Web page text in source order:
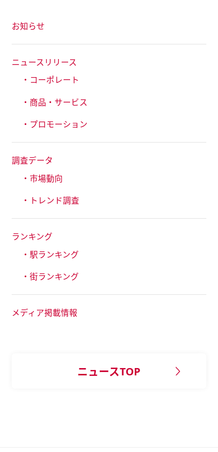
お知らせ
ニュースリリース
・コーポレート
・商品・サービス
・プロモーション
調査データ
・市場動向
・トレンド調査
ランキング
・駅ランキング
・街ランキング
メディア掲載情報
ニュースTOP